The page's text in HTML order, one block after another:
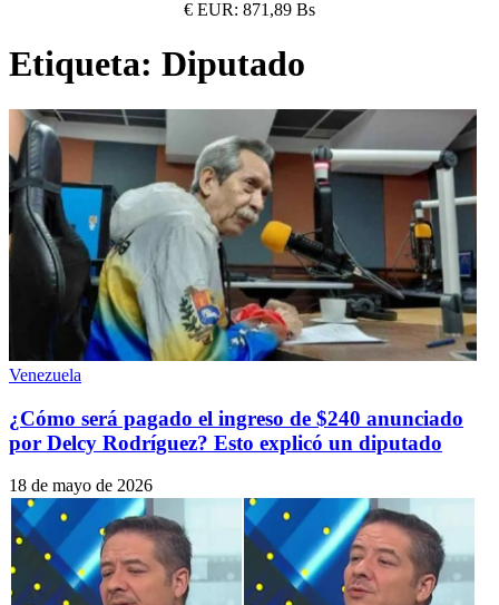
€ EUR: 871,89 Bs
Etiqueta: Diputado
Venezuela
¿Cómo será pagado el ingreso de $240 anunciado
por Delcy Rodríguez? Esto explicó un diputado
18 de mayo de 2026